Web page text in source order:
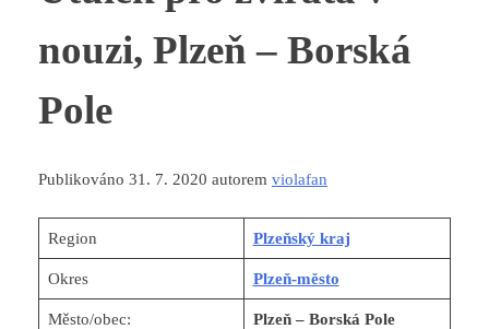
nouzi, Plzeň – Borská
Pole
Publikováno 31. 7. 2020 autorem violafan
Region Plzeňský kraj
Okres Plzeň-město
Město/obec: Plzeň – Borská Pole